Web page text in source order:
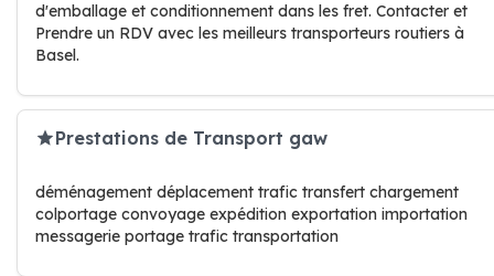
d'emballage et conditionnement dans les fret. Contacter et
Prendre un RDV avec les meilleurs transporteurs routiers à
Basel.
Prestations de Transport gaw
déménagement déplacement trafic transfert chargement
colportage convoyage expédition exportation importation
messagerie portage trafic transportation